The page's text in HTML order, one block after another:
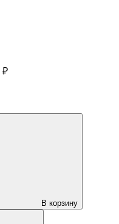
₽
В корзину